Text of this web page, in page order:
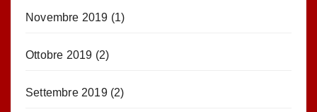
Novembre 2019 (1)
Ottobre 2019 (2)
Settembre 2019(2)